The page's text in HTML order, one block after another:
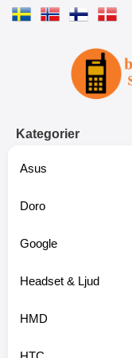
Kategorier
Asus
Doro
Google
Headset & Ljud
HMD